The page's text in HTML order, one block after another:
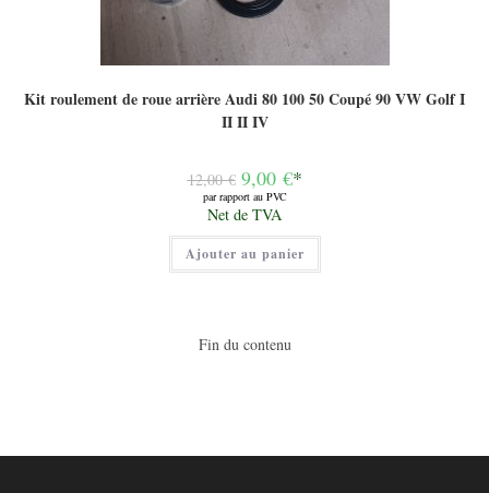
Kit roulement de roue arrière Audi 80 100 50 Coupé 90 VW Golf I
II II IV
12,00€ Le
prix
initial
était :
12,00 €.
9,00 €*
par rapport au PVC
Le
prix
actuel
est :
9,00 €.
Net de TVA
Ajouter au panier
Fin du contenu